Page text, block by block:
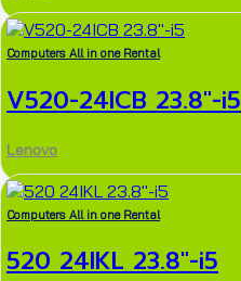
Computers All in one Rental
V520-24ICB 23.8″-i5
Lenovo
Computers All in one Rental
520 24IKL 23.8″-i5